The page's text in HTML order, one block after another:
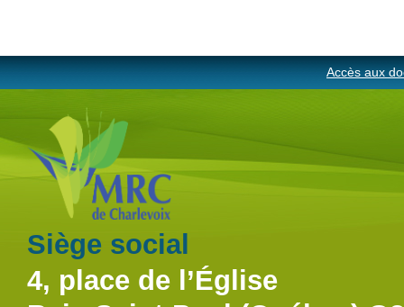
Accès aux
Siège social
4, place de l’Église